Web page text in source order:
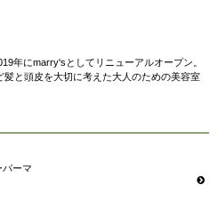
年にmarry'sとしてリニューアルオープン。
と頭皮を大切に考えた大人のための美容室
パーマ